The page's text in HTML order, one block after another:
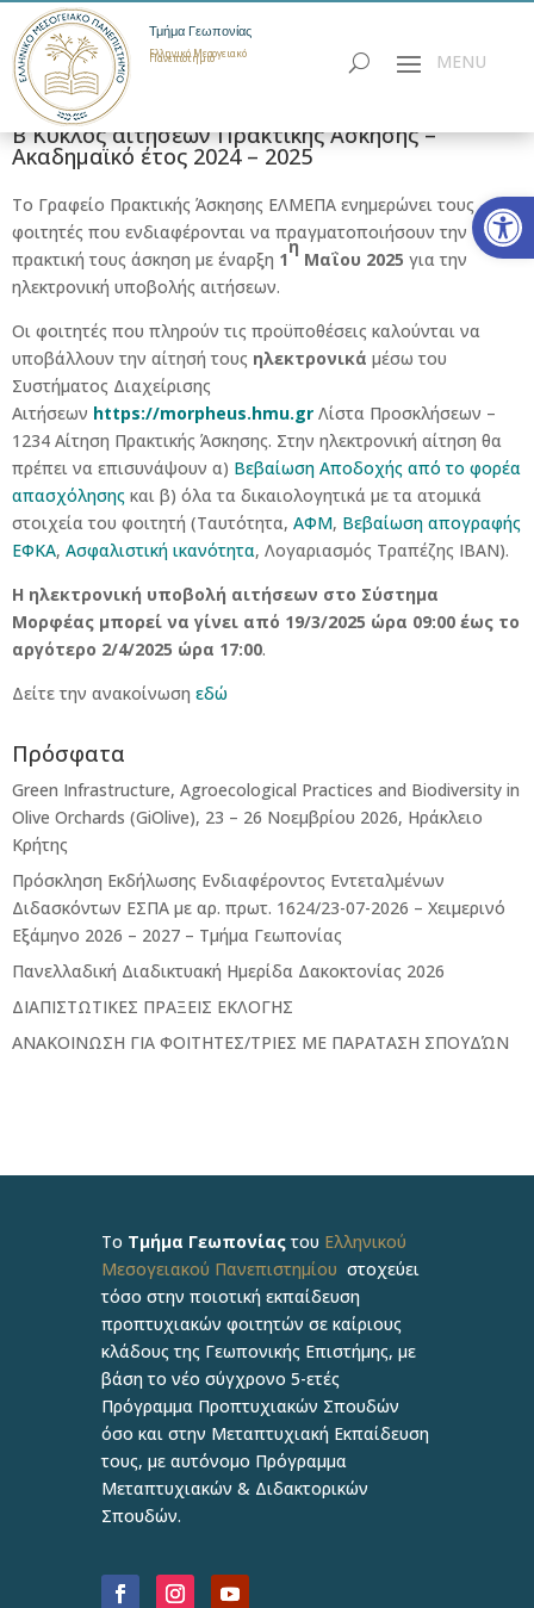
Τμήμα Γεωπονίας
Ελληνικό Μεσογειακό
Πανεπιστήμιο
Β΄ Kύκλος αιτήσεων Πρακτικής Άσκησης –
Ακαδημαϊκό έτος 2024 – 2025
Το Γραφείο Πρακτικής Άσκησης ΕΛΜΕΠΑ ενημερώνει τους
φοιτητές που ενδιαφέρονται να πραγματοποιήσουν την
πρακτική τους άσκηση με έναρξη 1
η
Μαΐου 2025 για την
ηλεκτρονική υποβολής αιτήσεων.
Οι φοιτητές που πληρούν τις προϋποθέσεις καλούνται να
υποβάλλουν την αίτησή τους ηλεκτρονικά μέσω του
Συστήματος Διαχείρισης
Αιτήσεων https://morpheus.hmu.gr Λίστα Προσκλήσεων –
1234 Αίτηση Πρακτικής Άσκησης. Στην ηλεκτρονική αίτηση θα
πρέπει να επισυνάψουν α) Βεβαίωση Αποδοχής από το φορέα
απασχόλησης και β) όλα τα δικαιολογητικά με τα ατομικά
στοιχεία του φοιτητή (Ταυτότητα, ΑΦΜ, Βεβαίωση απογραφής
ΕΦΚΑ, Ασφαλιστική ικανότητα, Λογαριασμός Τραπέζης IBAN).
Η ηλεκτρονική υποβολή αιτήσεων στο Σύστημα
Μορφέας μπορεί να γίνει από 19/3/2025 ώρα 09:00 έως το
αργότερο 2/4/2025 ώρα 17:00.
Δείτε την ανακοίνωση εδώ
Πρόσφατα
Green Infrastructure, Agroecological Practices and Biodiversity in
Olive Orchards (GiOlive), 23 – 26 Νοεμβρίου 2026, Ηράκλειο
Κρήτης
Πρόσκληση Εκδήλωσης Ενδιαφέροντος Εντεταλμένων
Διδασκόντων ΕΣΠΑ με αρ. πρωτ. 1624/23-07-2026 – Χειμερινό
Εξάμηνο 2026 – 2027 – Τμήμα Γεωπονίας
Πανελλαδική Διαδικτυακή Ημερίδα Δακοκτονίας 2026
ΔΙΑΠΙΣΤΩΤΙΚΕΣ ΠΡΑΞΕΙΣ ΕΚΛΟΓΗΣ
ΑΝΑΚΟΙΝΩΣΗ ΓΙΑ ΦΟΙΤΗΤΕΣ/ΤΡΙΕΣ ΜΕ ΠΑΡΑΤΑΣΗ ΣΠΟΥΔΏΝ
Το Τμήμα Γεωπονίαςτου Ελληνικού
Μεσογειακού Πανεπιστημίου στοχεύει
τόσο στην ποιοτική εκπαίδευση
προπτυχιακών φοιτητών σε καίριους
κλάδους της Γεωπονικής Επιστήμης, με
βάση το νέο σύγχρονο 5-ετές
Πρόγραμμα Προπτυχιακών Σπουδών
όσο και στην Μεταπτυχιακή Εκπαίδευση
τους, με αυτόνομο Πρόγραμμα
Μεταπτυχιακών & Διδακτορικών
Σπουδών.